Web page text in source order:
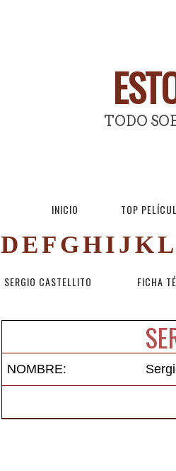
TODO
INICIO TOP
DEFGHIJKL
SERGIO CASTELLITO FICHA
NOMBRE: